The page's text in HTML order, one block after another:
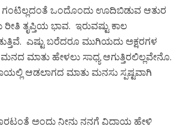
ಗಂಟಿಲ್ಲದಂತೆ ಒಂದೊಂದು ಊದಿಬಿಡುವ ಆತುರ
ರೀತಿ ತೃಪ್ತಿಯ ಭಾವ. ಇರುವಷ್ಟು ಕಾಲ
ಎಷ್ಟು ಬರೆದರೂ ಮುಗಿಯದು ಅಕ್ಷರಗಳ
ಮಾತು ಹೇಳಲು ಸಾಧ್ಯ ಆಗುತ್ತಿರಲಿಲ್ಲವೇನೊ.
ಆಡಲಾಗದ ಮಾತು ಮನಸು ಸ್ಪಷ್ಟವಾಗಿ
ಅಂದು ನೀನು ನನಗೆ ವಿದಾಯ ಹೇಳಿ